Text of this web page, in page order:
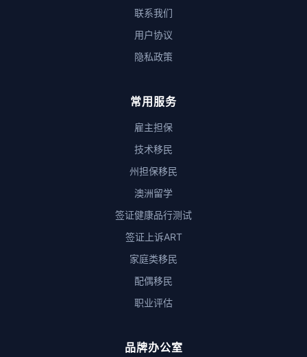
联系我们
用户协议
隐私政策
常用服务
雇主担保
技术移民
州担保移民
澳洲留学
签证健康品行测试
签证上诉ART
家庭类移民
配偶移民
职业评估
品牌办公室